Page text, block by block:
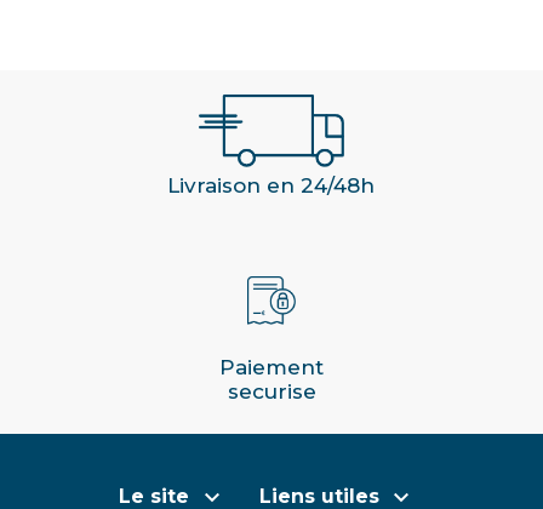
Livraison en 24/48h
Paiement
securise
Le site  Liens utiles 